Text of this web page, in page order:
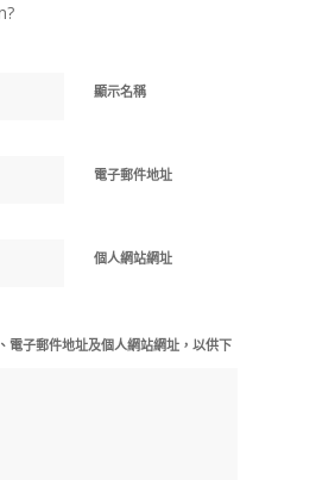
顯示名稱
電子郵件地址
個人網站網址
電子郵件地址及個人網站網址，以供下